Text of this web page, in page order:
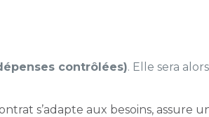
contrôlées). Elle sera
s’adapte aux besoins, assure